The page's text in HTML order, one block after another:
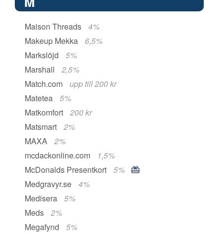
Maison Threads
4%
Makeup Mekka
6,5%
Markslöjd
5%
Marshall
2,5%
Match.com
upp till 200 kr
Matetea
5%
Matkomfort
200 kr
Matsmart
2%
MAXA
2%
mcdackonline.com
1,5%
McDonalds Presentkort
5%
Medgravyr.se
4%
Medisera
5%
Meds
2%
Megafynd
5%